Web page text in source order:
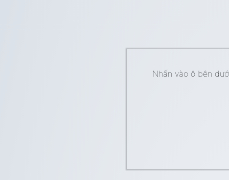
Nhấn vào ô bên